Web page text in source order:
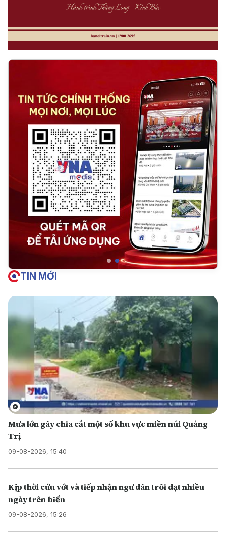
TIN MỚI
Mưa lớn gây chia cắt một số khu vực miền núi Quảng
Trị
09-08-2026, 15:40
Kịp thời cứu vớt và tiếp nhận ngư dân trôi dạt nhiều
ngày trên biển
09-08-2026, 15:26